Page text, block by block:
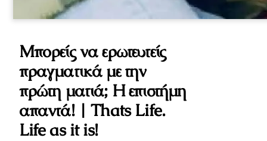
Μπορείς να ερωτευτείς
πραγματικά με την
πρώτη ματιά; Η επιστήμη
απαντά! | Thats Life.
Life as it is!